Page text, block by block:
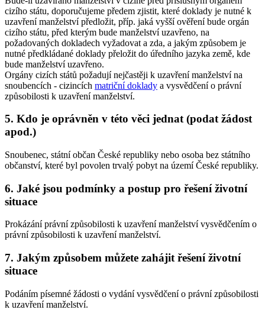
cizího státu, doporučujeme předem zjistit, které doklady je nutné k
uzavření manželství předložit, příp. jaká vyšší ověření bude orgán
cizího státu, před kterým bude manželství uzavřeno, na
požadovaných dokladech vyžadovat a zda, a jakým způsobem je
nutné předkládané doklady přeložit do úředního jazyka země, kde
bude manželství uzavřeno.
Orgány cizích států požadují nejčastěji k uzavření manželství na
snoubencích - cizincích matriční doklady a vysvědčení o právní
způsobilosti k uzavření manželství.
5. Kdo je oprávněn v této věci jednat (podat žádost
apod.)
Snoubenec, státní občan České republiky nebo osoba bez státního
občanství, které byl povolen trvalý pobyt na území České republiky.
6. Jaké jsou podmínky a postup pro řešení životní
situace
Prokázání právní způsobilosti k uzavření manželství vysvědčením o
právní způsobilosti k uzavření manželství.
7. Jakým způsobem můžete zahájit řešení životní
situace
Podáním písemné žádosti o vydání vysvědčení o právní způsobilosti
k uzavření manželství.